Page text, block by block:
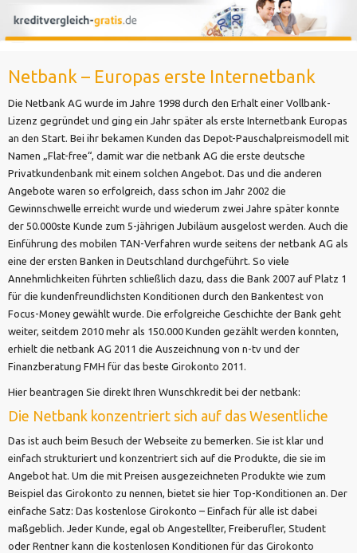
Netbank – Europas erste Internetbank
Die Netbank AG wurde im Jahre 1998 durch den Erhalt einer Vollbank-
Lizenz gegründet und ging ein Jahr später als erste Internetbank Europas
an den Start. Bei ihr bekamen Kunden das Depot-Pauschalpreismodell mit
Namen „Flat-free“, damit war die netbank AG die erste deutsche
Privatkundenbank mit einem solchen Angebot. Das und die anderen
Angebote waren so erfolgreich, dass schon im Jahr 2002 die
Gewinnschwelle erreicht wurde und wiederum zwei Jahre später konnte
der 50.000ste Kunde zum 5-jährigen Jubiläum ausgelost werden. Auch die
Einführung des mobilen TAN-Verfahren wurde seitens der netbank AG als
eine der ersten Banken in Deutschland durchgeführt. So viele
Annehmlichkeiten führten schließlich dazu, dass die Bank 2007 auf Platz 1
für die kundenfreundlichsten Konditionen durch den Bankentest von
Focus-Money gewählt wurde. Die erfolgreiche Geschichte der Bank geht
weiter, seitdem 2010 mehr als 150.000 Kunden gezählt werden konnten,
erhielt die netbank AG 2011 die Auszeichnung von n-tv und der
Finanzberatung FMH für das beste Girokonto 2011.
Hier beantragen Sie direkt Ihren Wunschkredit bei der netbank:
Die Netbank konzentriert sich auf das Wesentliche
Das ist auch beim Besuch der Webseite zu bemerken. Sie ist klar und
einfach strukturiert und konzentriert sich auf die Produkte, die sie im
Angebot hat. Um die mit Preisen ausgezeichneten Produkte wie zum
Beispiel das Girokonto zu nennen, bietet sie hier Top-Konditionen an. Der
einfache Satz: Das kostenlose Girokonto – Einfach für alle ist dabei
maßgeblich. Jeder Kunde, egal ob Angestellter, Freiberufler, Student
oder Rentner kann die kostenlosen Konditionen für das Girokonto